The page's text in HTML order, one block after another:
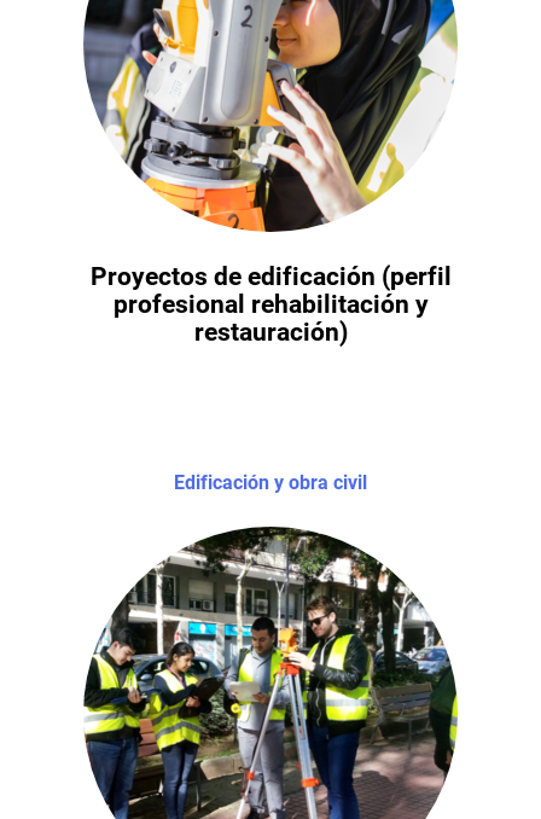
Proyectos de edificación (perfil
profesional rehabilitación y
restauración)
Edificación y obra civil